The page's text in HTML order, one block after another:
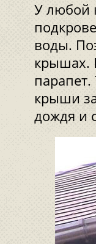
У любой
воды.
крышах.
крыши
дождя и